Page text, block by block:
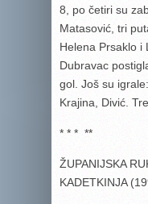
8, po četiri su
Matasović, tri
Helena Prsaklo i
Dubravac
gol. Još su
Krajina, Divić.
* * * **
ŽUPANIJSKA
KADETKINJA